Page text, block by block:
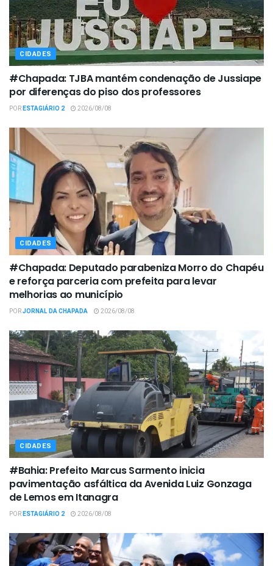
CIDADES
#Chapada: TJBA mantém condenação de Jussiape
por diferenças do piso dos professores
PORESTAGIÁRIO 2 2026/08/08
CIDADES
#Chapada: Deputado parabeniza Morro do Chapéu
e reforça parceria com prefeita para levar
melhorias ao município
PORJORNAL DA CHAPADA 2026/08/08
CIDADES
#Bahia: Prefeito Marcus Sarmento inicia
pavimentação asfáltica da Avenida Luiz Gonzaga
de Lemos em Itanagra
PORESTAGIÁRIO 2 2026/08/08